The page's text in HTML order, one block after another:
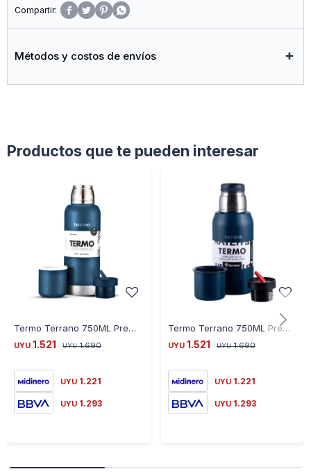
   
Métodos y costos de envíos
Productos que te pueden interesar
Termo Terrano 750ML Premium Slim - AZUL
UYU 1.521 UYU 1.690
UYU 1.221
UYU 1.293
Termo Terrano 750ML Premium - AZUL
UYU 1.521 UYU 1.690
UYU 1.221
UYU 1.293